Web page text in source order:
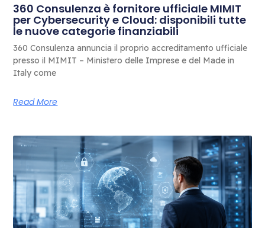
360 Consulenza è fornitore ufficiale MIMIT
per Cybersecurity e Cloud: disponibili tutte
le nuove categorie finanziabili
360 Consulenza annuncia il proprio accreditamento ufficiale
presso il MIMIT – Ministero delle Imprese e del Made in
Italy come
Read More